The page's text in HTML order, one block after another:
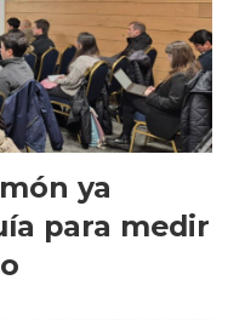
ya
para medir